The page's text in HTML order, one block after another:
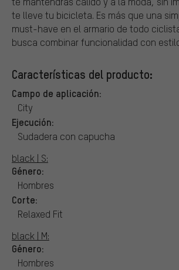
te lleve tu bicicleta. Es más que una
must-have en el armario de todo
busca combinar funcionalidad con
Características del producto:
Campo de aplicación:
City
Ejecución:
Sudadera con capucha
black | S:
Género:
Hombres
Corte:
Relaxed Fit
black | M:
Género:
Hombres